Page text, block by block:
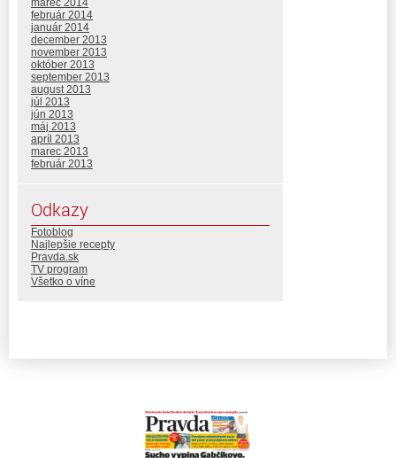
marec 2014
február 2014
január 2014
december 2013
november 2013
október 2013
september 2013
august 2013
júl 2013
jún 2013
máj 2013
apríl 2013
marec 2013
február 2013
Odkazy
Fotoblog
Najlepšie recepty
Pravda.sk
TV program
Všetko o víne